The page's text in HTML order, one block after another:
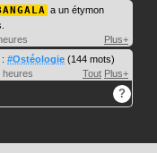
a un étymon
Plus+
#Ostéologie (144 mots)
heures
Tout Plus+
?